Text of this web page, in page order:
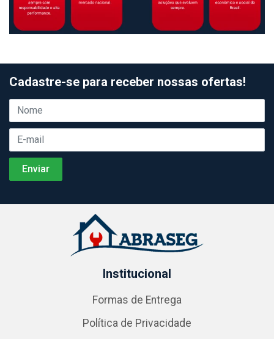
Cadastre-se para receber nossas ofertas!
Institucional
Formas de Entrega
Política de Privacidade